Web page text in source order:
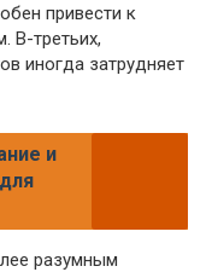
привести к
В-третьих,
иногда затрудняет
и
разумным